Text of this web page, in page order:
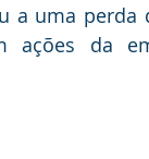
a uma
da